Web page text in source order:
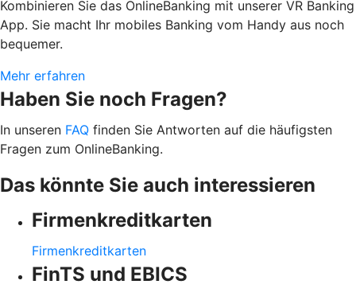
Kombinieren Sie das OnlineBanking mit unserer VR Banking
App. Sie macht Ihr mobiles Banking vom Handy aus noch
bequemer.
Mehr erfahren
Haben Sie noch Fragen?
In unseren FAQ finden Sie Antworten auf die häufigsten
Fragen zum OnlineBanking.
Das könnte Sie auch interessieren
Firmenkreditkarten
Firmenkreditkarten
FinTS und EBICS